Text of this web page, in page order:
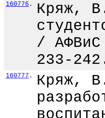
160776 .
Кряж,
/
233-
160777 .
Кряж,